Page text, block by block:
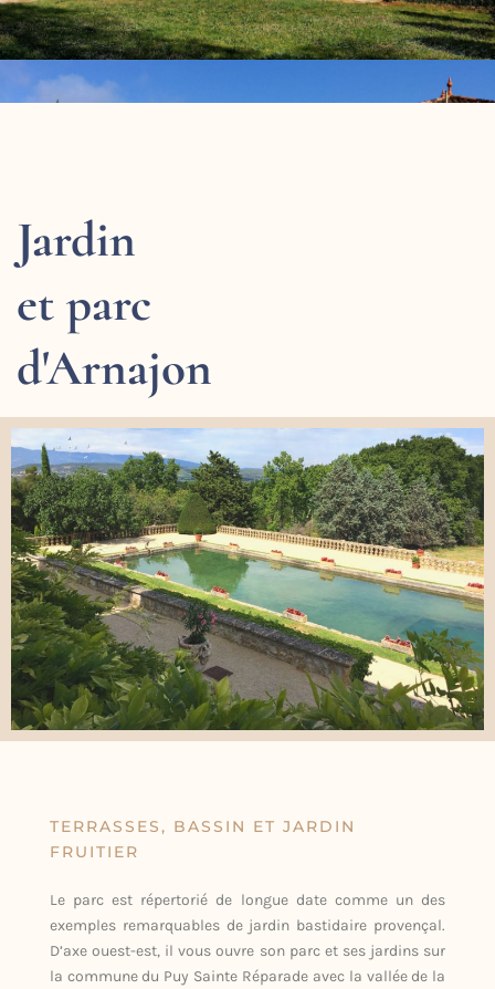
Jardin
et parc
d'Arnajon
TERRASSES, BASSIN ET JARDIN
FRUITIER
Le parc est répertorié de longue date comme un des
exemples remarquables de jardin bastidaire provençal.
D’axe ouest-est, il vous ouvre son parc et ses jardins sur
la commune du Puy Sainte Réparade avec la vallée de la